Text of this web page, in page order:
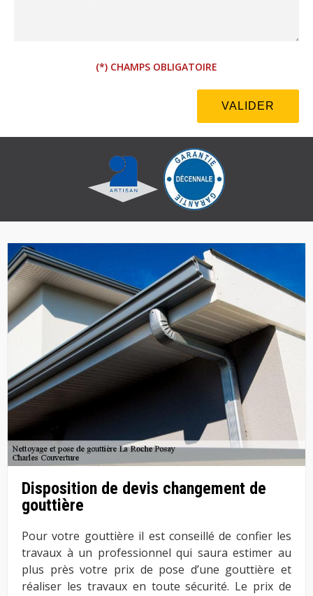
(*) CHAMPS OBLIGATOIRE
Disposition de devis changement de
gouttière
Pour votre gouttière il est conseillé de confier les
travaux à un professionnel qui saura estimer au
plus près votre prix de pose d’une gouttière et
réaliser les travaux en toute sécurité. Le prix de